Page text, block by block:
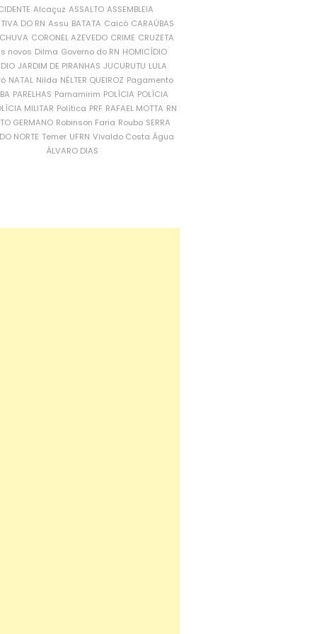
Alcaçuz ASSALTO ASSEMBLEIA
DO RN Assu BATATA Caicó CARAÚBAS
CORONEL AZEVEDO CRIME CRUZETA
novos Dilma Governo do RN HOMICÍDIO
JARDIM DE PIRANHAS JUCURUTU LULA
NATAL Nilda NÉLTER QUEIROZ Pagamento
PARELHAS Parnamirim POLÍCIA POLÍCIA
MILITAR Política PRF RAFAEL MOTTA RN
GERMANO Robinson Faria Roubo SERRA
NORTE Temer UFRN Vivaldo Costa Água
ÁLVARO DIAS